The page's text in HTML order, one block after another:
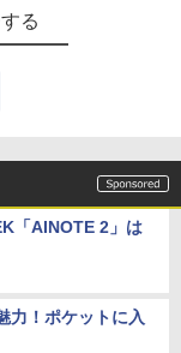
る
「AINOTE 2」は
力！ポケットに入